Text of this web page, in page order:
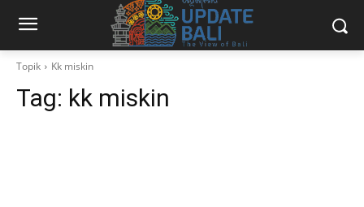
Topik Kk miskin
Tag: kk miskin